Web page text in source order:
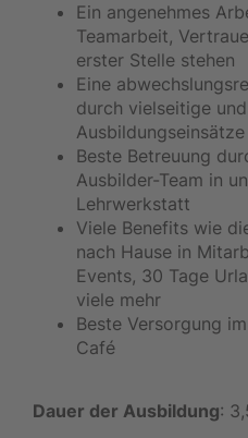
Ein angenehmes
Teamarbeit,
erster Stelle stehen
Eine
durch vielseitige
Ausbildungseinsätze
Beste Betreuung
Ausbilder-Team in
Lehrwerkstatt
Viele Benefits wie
nach Hause in
Events, 30 Tage
viele mehr
Beste Versorgung
Café
Dauer der Ausbildung: